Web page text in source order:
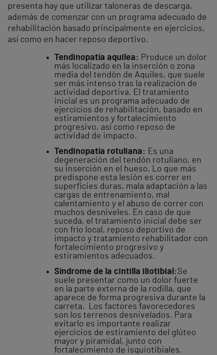
presenta hay que utilizar taloneras de descarga,
además de comenzar con un programa adecuado de
rehabilitación basado principalmente en ejercicios,
así como en hacer reposo deportivo.
Tendinopatía aquilea: Produce un dolor
más localizado en la inserción o zona
media del tendón de Aquiles, que suele
ser más intenso tras la realización de
actividad deportiva. El tratamiento
inicial es un programa adecuado de
ejercicios de rehabilitación, basado en
estiramientos y fortalecimiento
progresivo, así como reposo de
actividad de impacto.
Tendinopatía rotuliana: Es una
degeneración del tendón rotuliano, en
su inserción en el hueso. Lo que más
predispone esta lesión es correr en
superficies duras, mala adaptación a las
cargas de entrenamiento, mal
calentamiento y el abuso de correr con
muchos desniveles. En caso de que
suceda, el tratamiento inicial debe ser
con frío local, reposo deportivo de
impacto y tratamiento rehabilitador con
fortalecimiento progresivo y
estiramientos adecuados.
Síndrome de la cintilla iliotibial:Se
suele presentar como un dolor fuerte
en la parte externa de la rodilla, que
aparece de forma progresiva durante la
carreta. Los factores favorecedores
son los terrenos desnivelados. Para
evitarlo es importante realizar
ejercicios de estiramiento del glúteo
mayor y piramidal, junto con
fortalecimiento de isquiotibiales.